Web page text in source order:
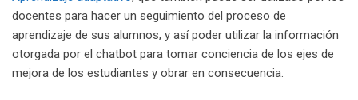
docentes para hacer un seguimiento del proceso de
aprendizaje de sus alumnos, y así poder utilizar la información
otorgada por el chatbot para tomar conciencia de los ejes de
mejora de los estudiantes y obrar en consecuencia.